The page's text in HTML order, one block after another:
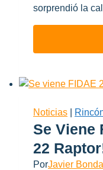
sorprendió la
Noticias
Se Viene
22
PorJavier